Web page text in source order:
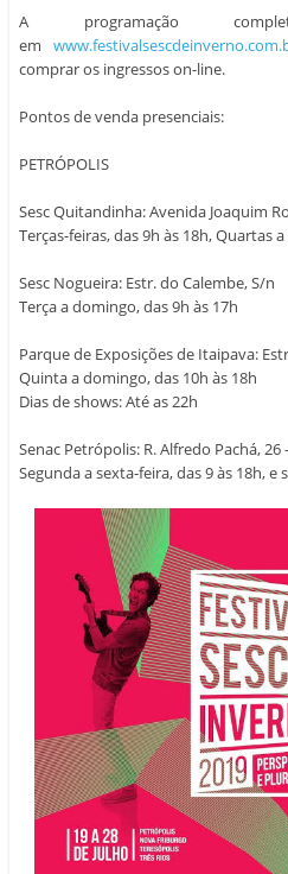
A programação
em
comprar os ingressos on-line.
Pontos de venda presenciais:
PETRÓPOLIS
Sesc Quitandinha: Avenida Joaquim
Terças-feiras, das 9h às 18h, Quartas
Sesc Nogueira: Estr. do Calembe, S/n
Terça a domingo, das 9h às 17h
Parque de Exposições de Itaipava:
Quinta a domingo, das 10h às 18h
Dias de shows: Até as 22h
Senac Petrópolis: R. Alfredo Pachá, 26
Segunda a sexta-feira, das 9 às 18h, e